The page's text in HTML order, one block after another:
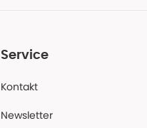
Service
Kontakt
Newsletter